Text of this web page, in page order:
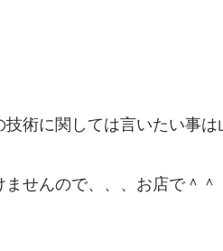
技術に関しては言いたい事
ませんので、、、お店で＾＾